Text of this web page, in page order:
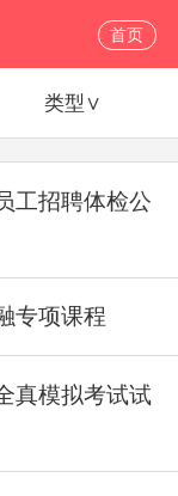
首页
类型∨
工招聘体检公
专项课程
真模拟考试试